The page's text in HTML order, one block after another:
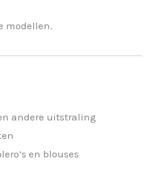
modellen.
andere uitstraling
en blouses